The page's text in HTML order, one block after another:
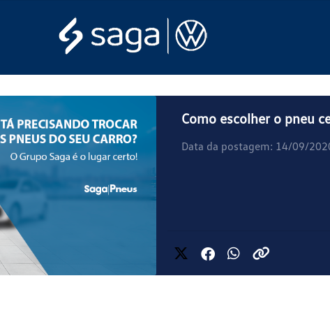
Como escolher o pneu
Data da postagem: 14/09/